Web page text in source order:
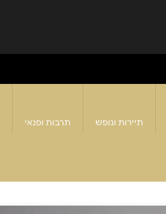
תיירות ונופש תרבות ופנאי